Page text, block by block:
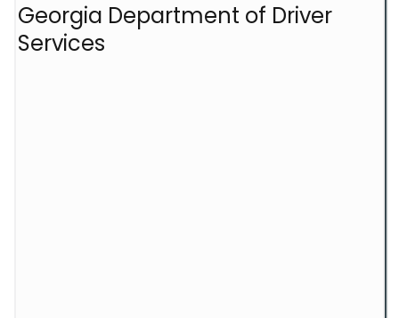
Georgia Department of Driver
Services